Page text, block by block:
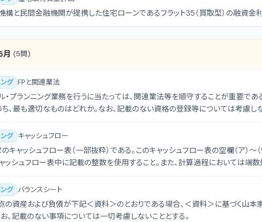
と民間金融機関が提携した住宅ローンであるフラット35（買取型）の融資金利
(5問)
グ FPと関連業法
・プランニング業務を行うに当たっては、関連業法等を順守することが重要である
、最も適切なものはどれか。なお、記載のない資格の登録等については考慮し
グ キャッシュフロー
キャッシュフロー表（一部抜粋）である。このキャッシュフロー表の空欄（ア）
ッシュフロー表中に記載の整数を使用すること。また、計算過程においては
グ バランスシート
資産および負債が下記＜資料＞のとおりである場合、＜資料＞に基づく山本
、記載のない事項については一切考慮しないこととする。